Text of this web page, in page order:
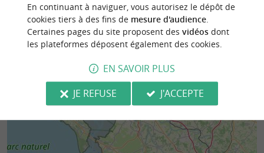
308 m - Saint-Georges-de-Didonne
En continuant à naviguer, vous autorisez le dépôt de
cookies tiers à des fins de mesure d'audience.
Certaines pages du site proposent des vidéosdont
les plateformes déposent également des cookies.
EN SAVOIR PLUS
JE REFUSE
J'ACCEPTE